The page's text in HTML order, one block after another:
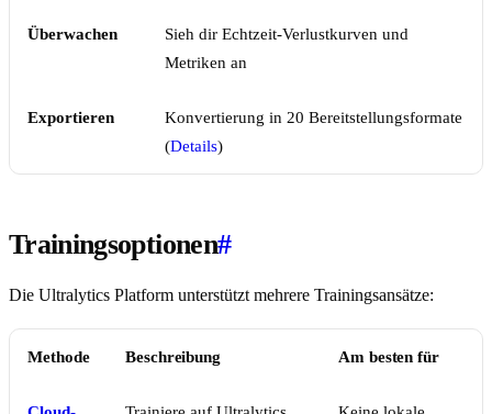
Überwachen
Sieh dir Echtzeit-Verlustkurven und
Metriken an
Exportieren
Konvertierung in 20 Bereitstellungsformate
(Details)
Trainingsoptionen#
Die Ultralytics Platform unterstützt mehrere Trainingsansätze:
Methode Beschreibung Am besten für